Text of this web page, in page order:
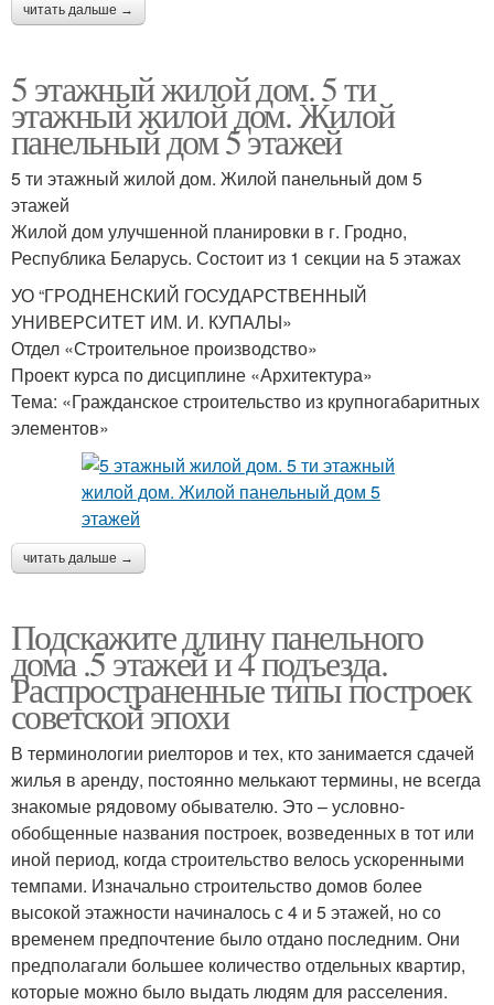
читать дальше →
5 этажный жилой дом. 5 ти
этажный жилой дом. Жилой
панельный дом 5 этажей
5 ти этажный жилой дом. Жилой панельный дом 5
этажей
Жилой дом улучшенной планировки в г. Гродно,
Республика Беларусь. Состоит из 1 секции на 5 этажах
УО “ГРОДНЕНСКИЙ ГОСУДАРСТВЕННЫЙ
УНИВЕРСИТЕТ ИМ. И. КУПАЛЫ»
Отдел «Строительное производство»
Проект курса по дисциплине «Архитектура»
Тема: «Гражданское строительство из крупногабаритных
элементов»
читать дальше →
Подскажите длину панельного
дома .5 этажей и 4 подъезда.
Распространенные типы построек
советской эпохи
В терминологии риелторов и тех, кто занимается сдачей
жилья в аренду, постоянно мелькают термины, не всегда
знакомые рядовому обывателю. Это – условно-
обобщенные названия построек, возведенных в тот или
иной период, когда строительство велось ускоренными
темпами. Изначально строительство домов более
высокой этажности начиналось с 4 и 5 этажей, но со
временем предпочтение было отдано последним. Они
предполагали большее количество отдельных квартир,
которые можно было выдать людям для расселения.